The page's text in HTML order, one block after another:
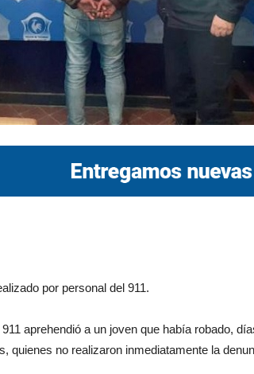
por personal del 911.
aprehendió a un joven que había robado,
quienes no realizaron inmediatamente la